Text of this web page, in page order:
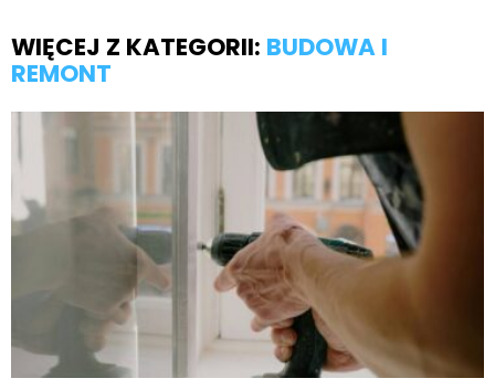
WIĘCEJ Z KATEGORII: BUDOWA I
REMONT